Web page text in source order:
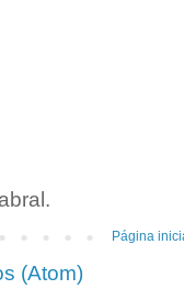
Página
(Atom)